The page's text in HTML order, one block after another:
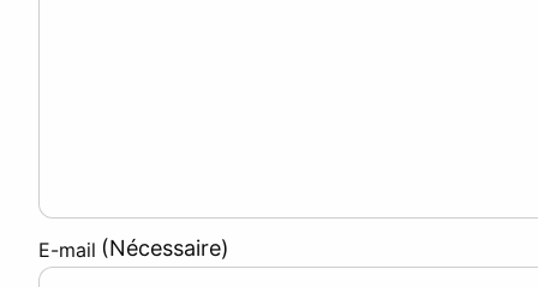
E-mail (Nécessaire)